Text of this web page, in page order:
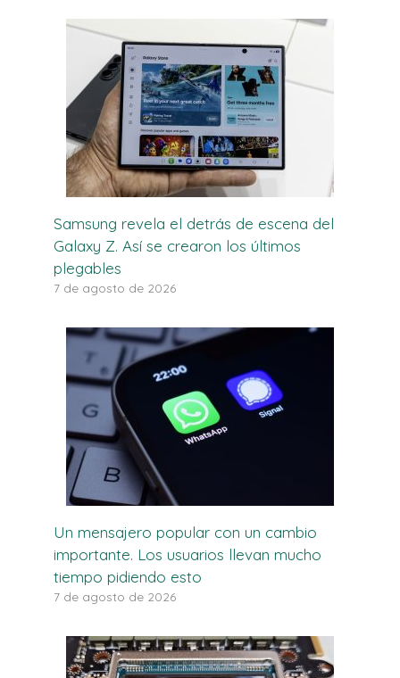
Samsung revela el detrás de escena del
Galaxy Z. Así se crearon los últimos
plegables
7 de agosto de 2026
Un mensajero popular con un cambio
importante. Los usuarios llevan mucho
tiempo pidiendo esto
7 de agosto de 2026